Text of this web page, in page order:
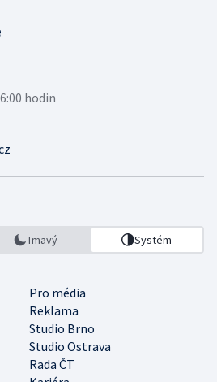
hodin
Tmavý Systém
Pro média
Reklama
Studio Brno
Studio Ostrava
Rada ČT